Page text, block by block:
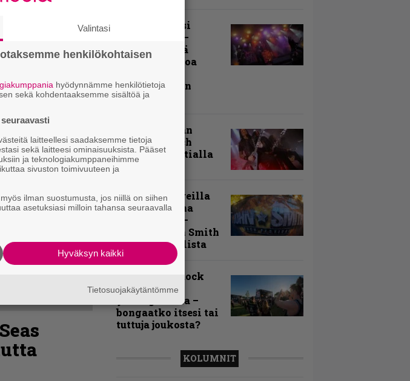
Rokki Raikasi
Tampereella –
Infernon neljä
väkevää nostoa
kakkospäivän
esityksistä
Paluu vanhaan
liittoon – Arch
Enemy Tavastialla
”Näillä festareilla
kaikki on aina
kohdallaan” –
raportti John Smith
Rock Festivalista
John Smith Rock
Festivalin
yleisögalleria –
bongaatko itsesi tai
tuttuja joukosta?
KOLUMNIT
Valintasi
henkilökohtaisen
hyödynnämme henkilötietoja
sekä kohdentaaksemme sisältöä ja
laitteellesi saadaksemme tietoja
sekä laitteesi ominaisuuksista. Pääset
ja teknologiakumppaneihimme
sivuston toimivuuteen ja
ilman suostumusta, jos niillä on siihen
asetuksiasi milloin tahansa seuraavalla
Hyväksyn kaikki
Tietosuojakäytäntömme